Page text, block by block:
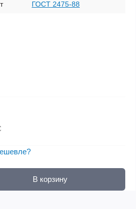
ГОСТ 2475-88
В корзину